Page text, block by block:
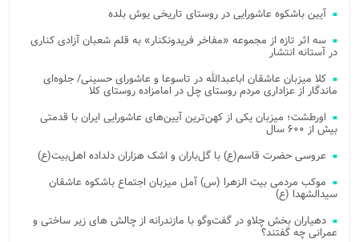
آیین باشکوه عاشورایی در روستای تاریخی یوش بلده
سه اثر تازه از مجموعه «مفاخر فریدونکنار» به قلم شعبان آزادی کناری
در آستانه انتشار
کلا میزبان عاشقان اباعبدالله در تاسوعا و عاشورای حسینی/ جلوه‌ای
ماندگار از عزاداری مردم روستای چل در امامزاده روستای کلا
اورطشت؛ میزبان یکی از کهن‌ترین آیین‌های عاشورایی ایران با قدمتی
بیش از ۶۰۰ سال
عروسی حضرت قاسم(ع) با گل‌باران و اشک هزاران دلداده اهل‌بیت(ع)
موکب مردمی بیت‌ الزهرا (س) آمل میزبان اجتماع باشکوه عاشقان
سیدالشهدا (ع)
دهیاران بخش چلاو در گفت‌وگو با مازندرانه از چالش های زیر ساختی و
عمرانی چه گفتند؟